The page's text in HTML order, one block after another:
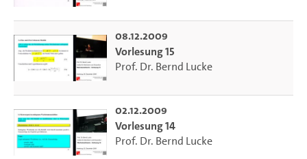
08.12.2009
Vorlesung 15
Prof. Dr. Bernd Lucke
02.12.2009
Vorlesung 14
Prof. Dr. Bernd Lucke